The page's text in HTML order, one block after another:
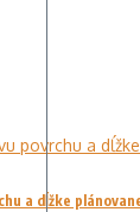
a dĺžke